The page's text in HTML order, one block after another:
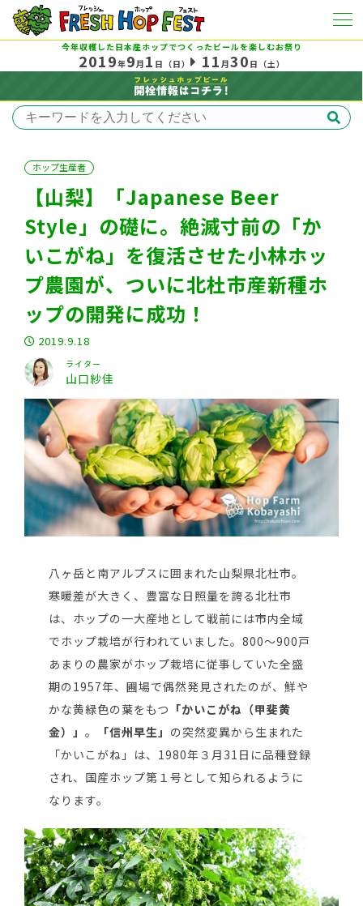
今年収穫した日本産ホップでつくったビールを楽しむお祭り
2019年9月 1 日 （日） 11 月30 日 （土）
ホップ生産者
【山梨】「Japanese Beer
Style」の礎に。絶滅寸前の「か
いこがね」を復活させた小林ホッ
プ農園が、ついに北杜市産新種ホ
ップの開発に成功！
2019.9.18
ライター
山口紗佳
八ヶ岳と南アルプスに囲まれた山梨県北杜市。
寒暖差が大きく、豊富な日照量を誇る北杜市
は、ホップの一大産地として戦前には市内全域
でホップ栽培が行われていました。800～900戸
あまりの農家がホップ栽培に従事していた全盛
期の1957年、圃場で偶然発見されたのが、鮮や
かな黄緑色の葉をもつ 「かいこがね（甲斐黄
金）」 。 「信州早生」 の突然変異から生まれた
「かいこがね」は、1980年３月31日に品種登録
され、国産ホップ第１号として知られるように
なります。